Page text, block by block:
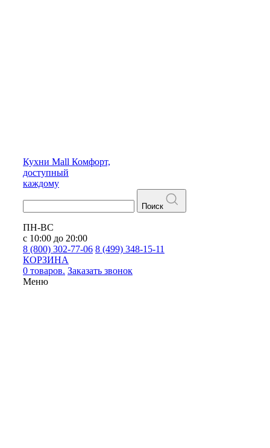
Кухни Mall Комфорт,
доступный
каждому
Поиск
ПН-ВС
с 10:00 до 20:00
8 (800) 302-77-06 8 (499) 348-15-11
КОРЗИНА
0 товаров. Заказать звонок
Меню